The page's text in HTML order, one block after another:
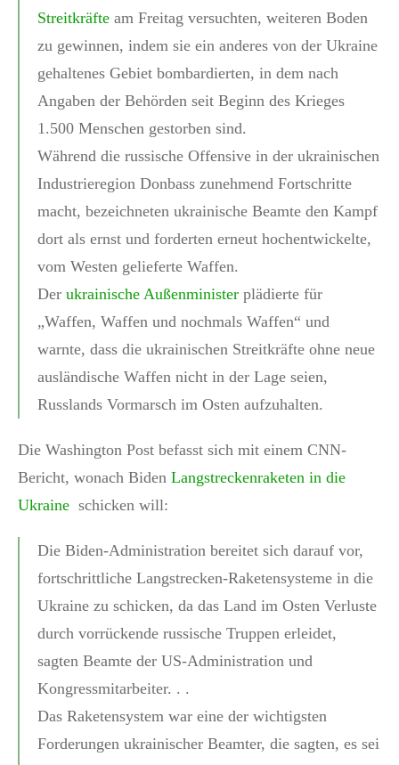
Streitkräfte am Freitag versuchten, weiteren Boden
zu gewinnen, indem sie ein anderes von der Ukraine
gehaltenes Gebiet bombardierten, in dem nach
Angaben der Behörden seit Beginn des Krieges
1.500 Menschen gestorben sind.
Während die russische Offensive in der ukrainischen
Industrieregion Donbass zunehmend Fortschritte
macht, bezeichneten ukrainische Beamte den Kampf
dort als ernst und forderten erneut hochentwickelte,
vom Westen gelieferte Waffen.
Der ukrainische Außenminister plädierte für
„Waffen, Waffen und nochmals Waffen“ und
warnte, dass die ukrainischen Streitkräfte ohne neue
ausländische Waffen nicht in der Lage seien,
Russlands Vormarsch im Osten aufzuhalten.
Die Washington Post befasst sich mit einem CNN-
Bericht, wonach Biden Langstreckenraketen in die
Ukraine schicken will:
Die Biden-Administration bereitet sich darauf vor,
fortschrittliche Langstrecken-Raketensysteme in die
Ukraine zu schicken, da das Land im Osten Verluste
durch vorrückende russische Truppen erleidet,
sagten Beamte der US-Administration und
Kongressmitarbeiter. . .
Das Raketensystem war eine der wichtigsten
Forderungen ukrainischer Beamter, die sagten, es sei